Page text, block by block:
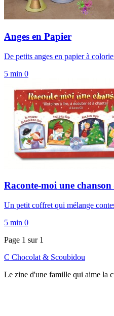
Anges en Papier
De petits anges en papier à
5 min 0
Raconte-moi une
Un petit coffret qui mélange
5 min 0
Page 1 sur 1
C Chocolat & Scoubidou
Le zine d'une famille qui aime la